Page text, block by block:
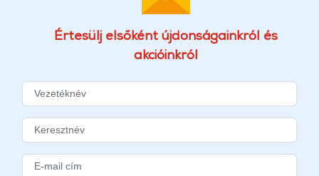
Értesülj elsőként újdonságainkról és
akcióinkról